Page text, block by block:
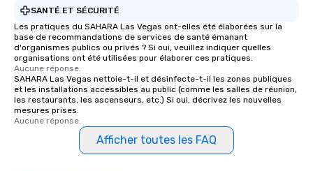
SANTÉ ET SÉCURITÉ
Les pratiques du SAHARA Las Vegas ont-elles été élaborées sur la
base de recommandations de services de santé émanant
d'organismes publics ou privés ? Si oui, veuillez indiquer quelles
organisations ont été utilisées pour élaborer ces pratiques.
Aucune réponse.
SAHARA Las Vegas nettoie-t-il et désinfecte-t-il les zones publiques
et les installations accessibles au public (comme les salles de réunion,
les restaurants, les ascenseurs, etc.) Si oui, décrivez les nouvelles
mesures prises.
Aucune réponse.
Afficher toutes les FAQ